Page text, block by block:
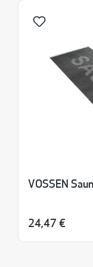
VOSSEN
24,47 €